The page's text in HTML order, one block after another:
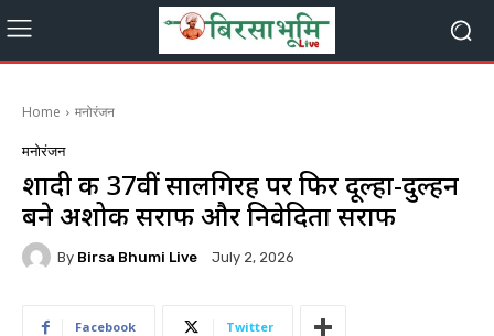
Home मनोरंजन
मनोरंजन
शादी की 37वीं सालगिरह पर फिर दूल्हा-दुल्हन
बने अशोक सराफ और निवेदिता सराफ
By Birsa Bhumi Live July 2, 2026
Facebook Twitter